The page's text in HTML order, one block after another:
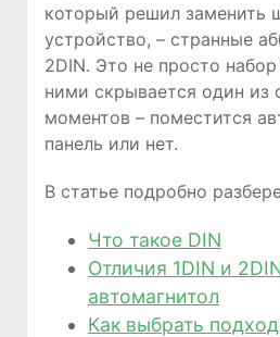
который решил заменить
устройство, – странные
2DIN. Это не просто
ними скрывается один из
моментов – поместится
панель или нет.
В статье подробно
Что такое DIN
Отличия 1DIN и
автомагнитол
Как выбрать